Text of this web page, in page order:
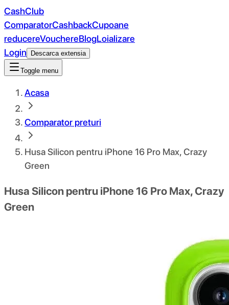
CashClub
ComparatorCashbackCupoane
reducereVouchereBlogLoializare
Login
Descarca extensia
Toggle menu
Acasa
Comparator preturi
Husa Silicon pentru iPhone 16 Pro Max, Crazy
Green
Husa Silicon pentru iPhone 16 Pro Max, Crazy
Green